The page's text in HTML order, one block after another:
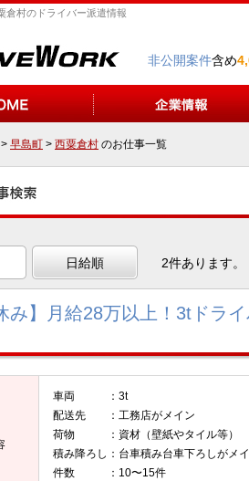
倉村のドライバー派遣情報
非公開案件含め
> 早島町 > 西粟倉村 のお仕事一覧
日給順 2件あります。
み】月給28万以上！3tドラ
車両 ：3t
配送先 ：工務店がメイン
荷物 ：資材（壁紙やタイル等）
積み降ろし：台車積み台車下ろしがメ
件数 ：10〜15件